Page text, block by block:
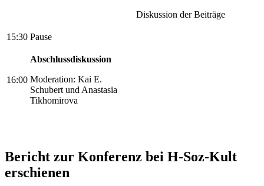
Diskussion der Beiträge
15:30 Pause
16:00
Abschlussdiskussion
Moderation: Kai E.
Schubert und Anastasia
Tikhomirova
Bericht zur Konferenz bei H-Soz-Kult
erschienen